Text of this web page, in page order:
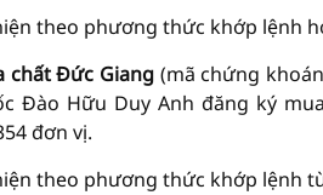
theo phương thức khớp lệnh
chất Đức Giang (mã chứng
Đào Hữu Duy Anh đăng ký
đơn vị.
theo phương thức khớp lệnh